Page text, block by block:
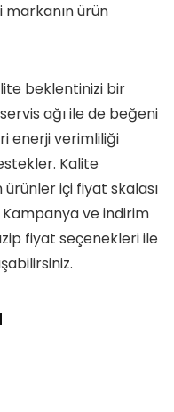
ürün
beklentinizi bir
ağı ile de beğeni
enerji verimliliği
Kalite
içi fiyat skalası
ve indirim
fiyat seçenekleri ile